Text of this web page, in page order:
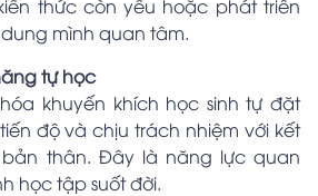
thức còn yếu hoặc phát triển
mình quan tâm.
tự học
khuyến khích học sinh tự đặt
độ và chịu trách nhiệm với kết
thân. Đây là năng lực quan
học tập suốt đời.